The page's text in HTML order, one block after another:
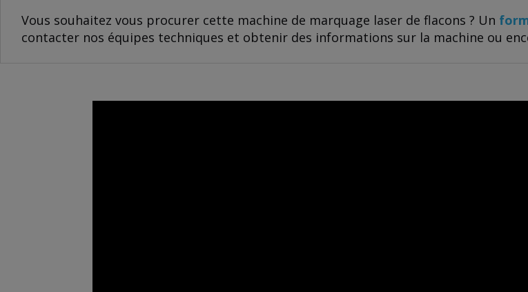
Vous souhaitez vous procurer cette machine de marquage laser de flacons ? Un
contacter nos équipes techniques et obtenir des informations sur la machine ou